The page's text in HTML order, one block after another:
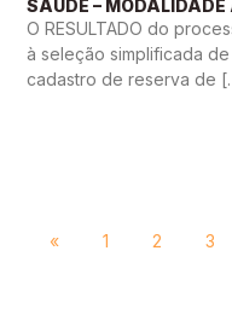
SAÚDE –
O RESULTADO do
à seleção simplificada
cadastro de reserva de
« 1 2 3